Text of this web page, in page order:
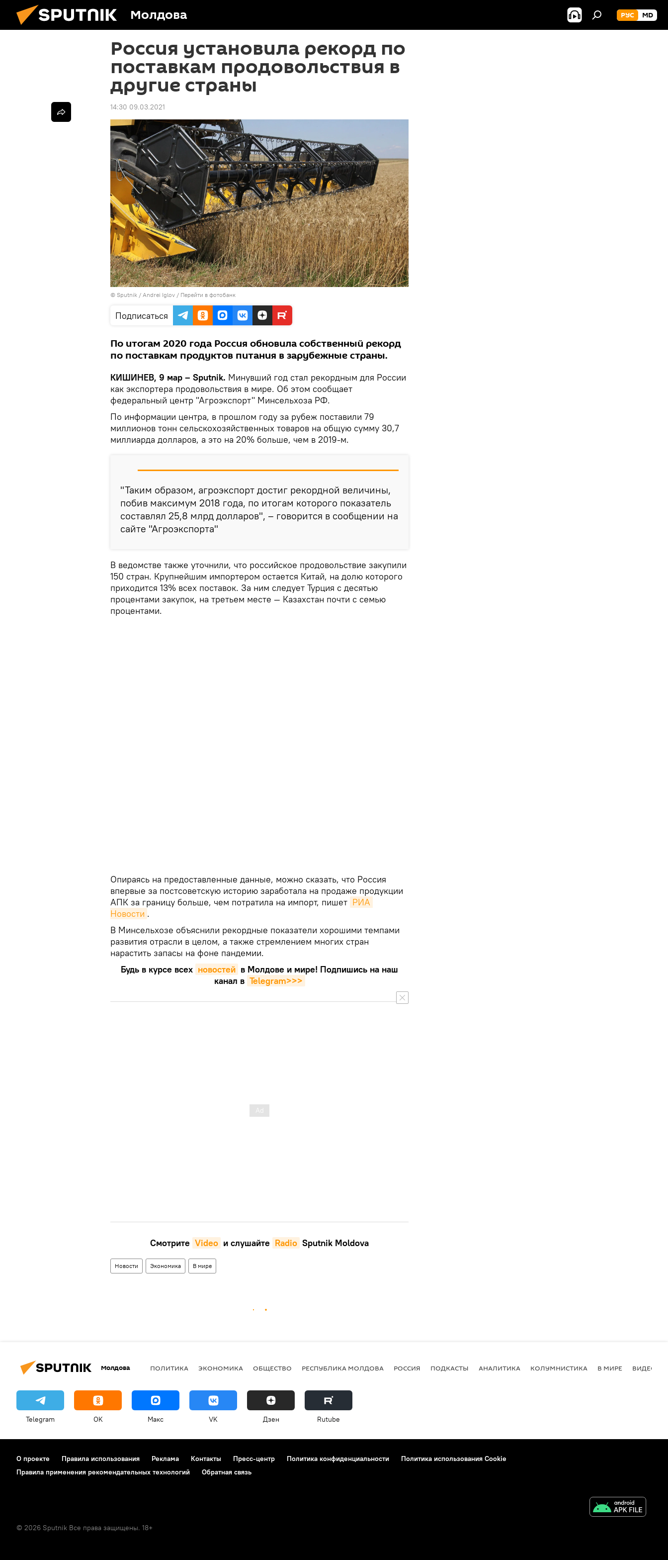
Молдова РУС MD
Россия установила рекорд по
поставкам продовольствия в
другие страны
14:30 09.03.2021
© Sputnik / Andrei Iglov / Перейти в фотобанк
Подписаться
По итогам 2020 года Россия обновила собственный рекорд
по поставкам продуктов питания в зарубежные страны.
КИШИНЕВ, 9 мар – Sputnik. Минувший год стал рекордным для России
как экспортера продовольствия в мире. Об этом сообщает
федеральный центр "Агроэкспорт" Минсельхоза РФ.
По информации центра, в прошлом году за рубеж поставили 79
миллионов тонн сельскохозяйственных товаров на общую сумму 30,7
миллиарда долларов, а это на 20% больше, чем в 2019-м.
"Таким образом, агроэкспорт достиг рекордной величины,
побив максимум 2018 года, по итогам которого показатель
составлял 25,8 млрд долларов", – говорится в сообщении на
сайте "Агроэкспорта"
В ведомстве также уточнили, что российское продовольствие закупили
150 стран. Крупнейшим импортером остается Китай, на долю которого
приходится 13% всех поставок. За ним следует Турция с десятью
процентами закупок, на третьем месте — Казахстан почти с семью
процентами.
Опираясь на предоставленные данные, можно сказать, что Россия
впервые за постсоветскую историю заработала на продаже продукции
АПК за границу больше, чем потратила на импорт, пишет РИА
Новости .
В Минсельхозе объяснили рекордные показатели хорошими темпами
развития отрасли в целом, а также стремлением многих стран
нарастить запасы на фоне пандемии.
Будь в курсе всех новостей в Молдове и мире! Подпишись на наш
канал в Telegram>>>
Смотрите Video и слушайте Radio Sputnik Moldova
Новости Экономика В мире
Молдова ПОЛИТИКА ЭКОНОМИКА ОБЩЕСТВО РЕСПУБЛИКА МОЛДОВА РОССИЯ ПОДКАСТЫ АНАЛИТИКА КОЛУМНИСТИКА В МИРЕ ВИДЕО
Telegram OK Макс VK Дзен Rutube
О проекте Правила использования Реклама Контакты Пресс-центр Политика конфиденциальности
Политика использования Cookie
Правила применения рекомендательных технологий
Обратная связь
© 2026 Sputnik Все права защищены. 18+